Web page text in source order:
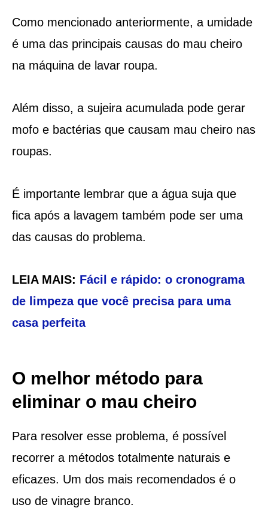
Como mencionado anteriormente, a umidade
é uma das principais causas do mau cheiro
na máquina de lavar roupa.
Além disso, a sujeira acumulada pode gerar
mofo e bactérias que causam mau cheiro nas
roupas.
É importante lembrar que a água suja que
fica após a lavagem também pode ser uma
das causas do problema.
LEIA MAIS: Fácil e rápido: o cronograma
de limpeza que você precisa para uma
casa perfeita
O melhor método para
eliminar o mau cheiro
Para resolver esse problema, é possível
recorrer a métodos totalmente naturais e
eficazes. Um dos mais recomendados é o
uso de vinagre branco.